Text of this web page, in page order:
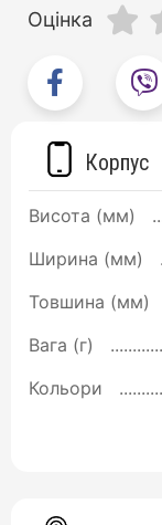
Оцінка
Корпус
Висота (мм)
Ширина (мм)
Товшина (мм)
Вага (г)
Кольори